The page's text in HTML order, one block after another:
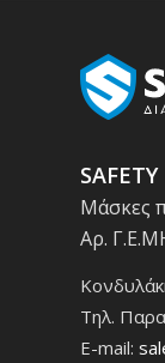
Μάσκες
Αρ.
Τηλ.
E-mail: